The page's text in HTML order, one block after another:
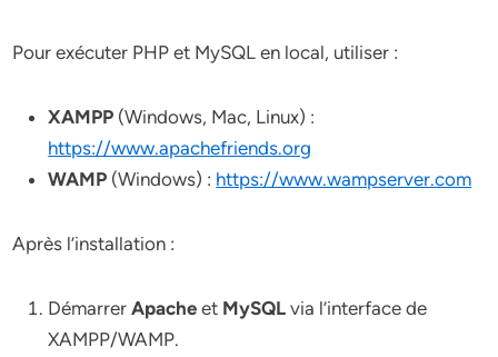
Pour exécuter PHP et MySQL en local, utiliser :
XAMPP (Windows, Mac, Linux) :
https://www.apachefriends.org
WAMP (Windows) : https://www.wampserver.com
Après l’installation :
DémarrerApache et MySQL via l’interface de
XAMPP/WAMP.